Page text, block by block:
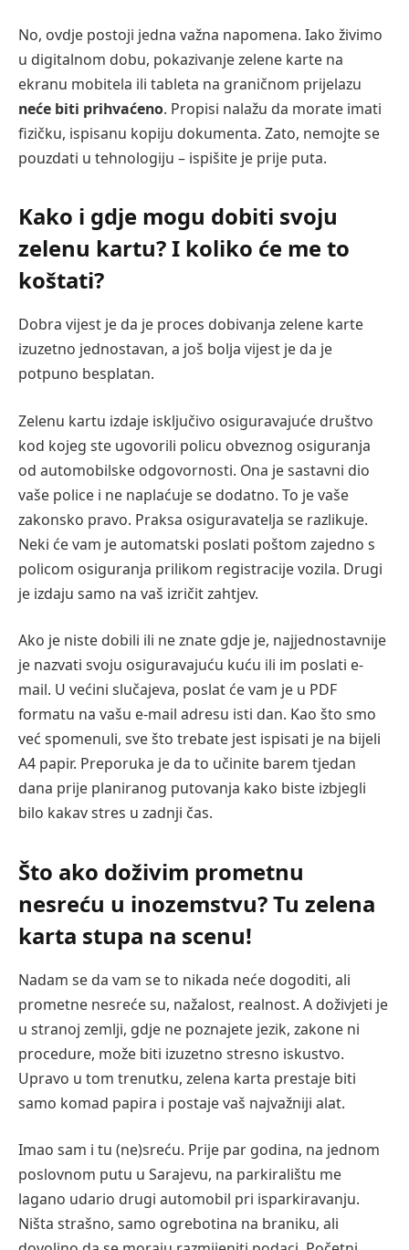
No, ovdje postoji jedna važna napomena. Iako živimo
u digitalnom dobu, pokazivanje zelene karte na
ekranu mobitela ili tableta na graničnom prijelazu
neće biti prihvaćeno. Propisi nalažu da morate imati
fizičku, ispisanu kopiju dokumenta. Zato, nemojte se
pouzdati u tehnologiju – ispišite je prije puta.
Kako i gdje mogu dobiti svoju
zelenu kartu? I koliko će me to
koštati?
Dobra vijest je da je proces dobivanja zelene karte
izuzetno jednostavan, a još bolja vijest je da je
potpuno besplatan.
Zelenu kartu izdaje isključivo osiguravajuće društvo
kod kojeg ste ugovorili policu obveznog osiguranja
od automobilske odgovornosti. Ona je sastavni dio
vaše police i ne naplaćuje se dodatno. To je vaše
zakonsko pravo. Praksa osiguravatelja se razlikuje.
Neki će vam je automatski poslati poštom zajedno s
policom osiguranja prilikom registracije vozila. Drugi
je izdaju samo na vaš izričit zahtjev.
Ako je niste dobili ili ne znate gdje je, najjednostavnije
je nazvati svoju osiguravajuću kuću ili im poslati e-
mail. U većini slučajeva, poslat će vam je u PDF
formatu na vašu e-mail adresu isti dan. Kao što smo
već spomenuli, sve što trebate jest ispisati je na bijeli
A4 papir. Preporuka je da to učinite barem tjedan
dana prije planiranog putovanja kako biste izbjegli
bilo kakav stres u zadnji čas.
Što ako doživim prometnu
nesreću u inozemstvu? Tu zelena
karta stupa na scenu!
Nadam se da vam se to nikada neće dogoditi, ali
prometne nesreće su, nažalost, realnost. A doživjeti je
u stranoj zemlji, gdje ne poznajete jezik, zakone ni
procedure, može biti izuzetno stresno iskustvo.
Upravo u tom trenutku, zelena karta prestaje biti
samo komad papira i postaje vaš najvažniji alat.
Imao sam i tu (ne)sreću. Prije par godina, na jednom
poslovnom putu u Sarajevu, na parkiralištu me
lagano udario drugi automobil pri isparkiravanju.
Ništa strašno, samo ogrebotina na braniku, ali